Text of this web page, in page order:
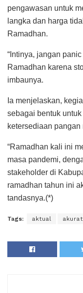
pengawasan untuk
langka dan harga
Ramadhan.
“Intinya, jangan
Ramadhan karena
imbaunya.
Ia menjelaskan,
sebagai bentuk
ketersediaan pangan
“Ramadhan kali ini
masa pandemi,
stakeholder di
ramadhan tahun ini
tandasnya.(*)
Tags: aktual akurat